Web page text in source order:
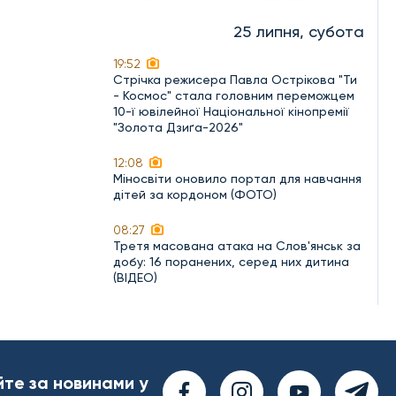
25 липня, субота
19:52
Стрічка режисера Павла Острікова "Ти
- Космос" стала головним переможцем
10-ї ювілейної Національної кінопремії
"Золота Дзиґа-2026"
12:08
Міносвіти оновило портал для навчання
дітей за кордоном (ФОТО)
08:27
Третя масована атака на Слов'янськ за
добу: 16 поранених, серед них дитина
(ВІДЕО)
за новинами у